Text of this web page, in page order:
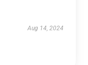
Aug 14, 2024